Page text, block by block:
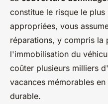
constitue le risque le
appropriées, vous
réparations, y compris
l'immobilisation du
coûter plusieurs milliers
vacances mémorables
durable.